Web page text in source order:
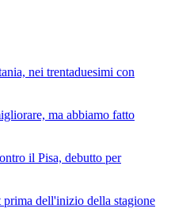
nei trentaduesimi con
ma abbiamo fatto
il Pisa, debutto per
dell'inizio della stagione